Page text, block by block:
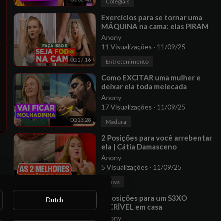
00:17:16
⁣Exercícios para se tornar uma
MÁQUINA na cama: elas PIRAM
Anony
11 Visualizações · 11/09/25
Entretenimento
00:13:28
⁣Como EXCITAR uma mulher e
deixar ela toda melecada
Anony
17 Visualizações · 11/09/25
Madura
⁣2 Posições para você arrebentar
ela | Cátia Damasceno
Anony
5 Visualizações · 11/09/25
Ruiva
⁣4 posições para um S3XO
INCRÍVEL em casa
Anony
Dutch